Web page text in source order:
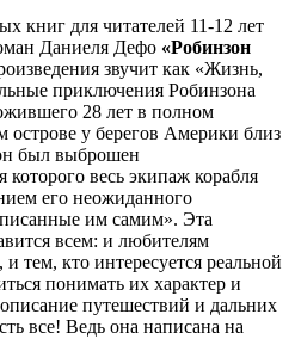
книг для читателей 11-12 лет
Даниеля Дефо «Робинзон
звучит как «Жизнь,
приключения Робинзона
28 лет в полном
острове у берегов Америки близ
был выброшен
весь экипаж корабля
его неожиданного
им самим». Эта
всем: и любителям
тем, кто интересуется реальной
понимать их характер и
путешествий и дальних
все! Ведь она написана на